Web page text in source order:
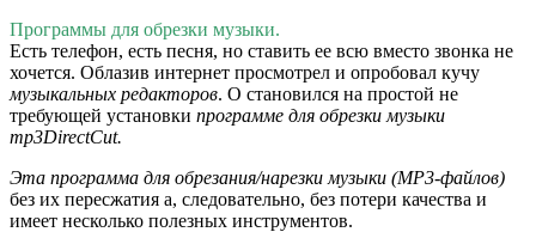
Программы для обрезки музыки.
Есть телефон, есть песня, но ставить ее всю вместо звонка не
хочется. Облазив интернет просмотрел и опробовал кучу
музыкальных редакторов. О становился на простой не
требующей установки программе для обрезки музыки
mp3DirectCut.
Эта программа для обрезания/нарезки музыки (MP3-файлов)
без их пересжатия а, следовательно, без потери качества и
имеет несколько полезных инструментов.